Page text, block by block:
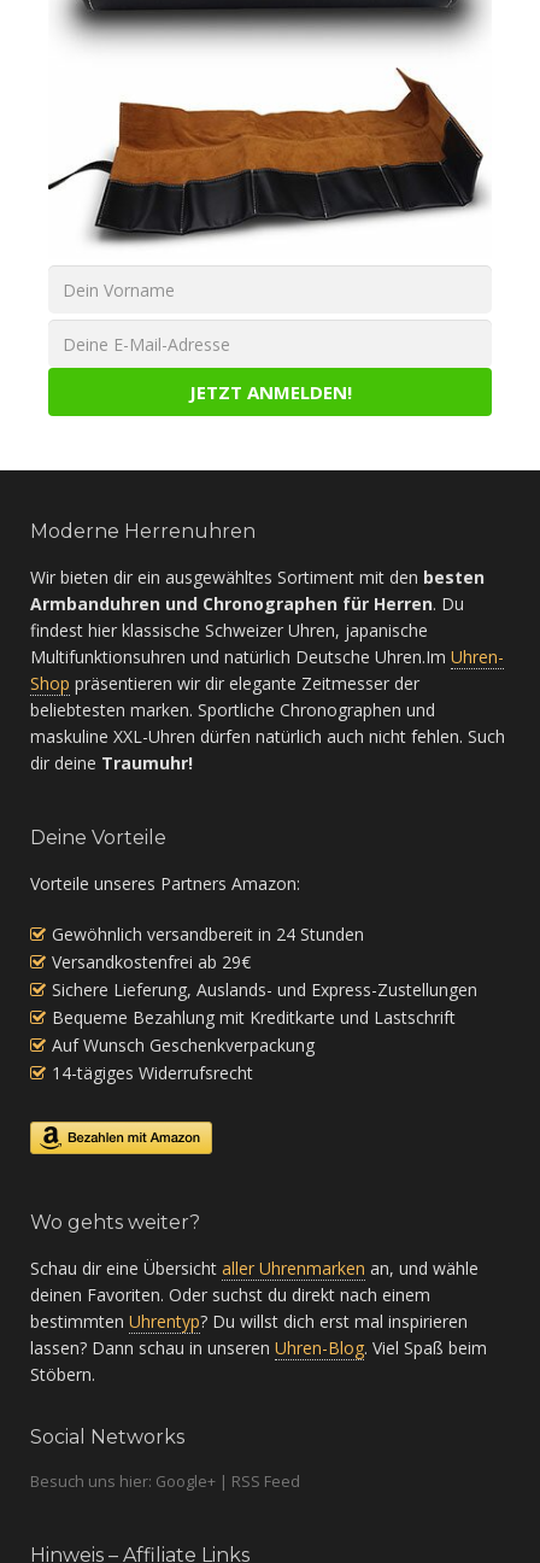
Moderne Herrenuhren
Wir bieten dir ein ausgewähltes Sortiment mit den besten
Armbanduhren und Chronographen für Herren. Du
findest hier klassische Schweizer Uhren, japanische
Multifunktionsuhren und natürlich Deutsche Uhren.Im Uhren-
Shop präsentieren wir dir elegante Zeitmesser der
beliebtesten marken. Sportliche Chronographen und
maskuline XXL-Uhren dürfen natürlich auch nicht fehlen. Such
dir deine Traumuhr!
Deine Vorteile
Vorteile unseres Partners Amazon:
Gewöhnlich versandbereit in 24 Stunden
Versandkostenfrei ab 29€
Sichere Lieferung, Auslands- und Express-Zustellungen
Bequeme Bezahlung mit Kreditkarte und Lastschrift
Auf Wunsch Geschenkverpackung
14-tägiges Widerrufsrecht
Wo gehts weiter?
Schau dir eine Übersicht aller Uhrenmarken an, und wähle
deinen Favoriten. Oder suchst du direkt nach einem
bestimmten Uhrentyp? Du willst dich erst mal inspirieren
lassen? Dann schau in unseren Uhren-Blog. Viel Spaß beim
Stöbern.
Social Networks
Besuch uns hier: Google+ | RSS Feed
Hinweis – Affiliate Links